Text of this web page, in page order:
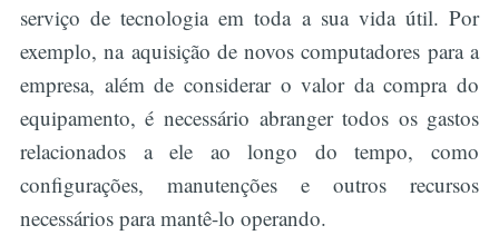
serviço de tecnologia em toda a sua vida útil. Por
exemplo, na aquisição de novos computadores para a
empresa, além de considerar o valor da compra do
equipamento, é necessário abranger todos os gastos
relacionados a ele ao longo do tempo, como
configurações, manutenções e outros recursos
necessários para mantê-lo operando.